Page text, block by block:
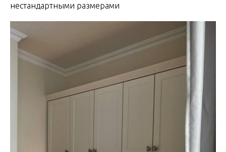
нестандартными размерами